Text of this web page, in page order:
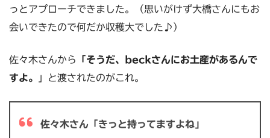
っとアプローチできました。（思いがけず大橋さんにもお
会いできたので何だか収穫大でした♪）
佐々木さんから
「そうだ、beckさんにお土産があるんで
すよ。
」と渡されたのがこれ。
佐々木さん「きっと持ってますよね」